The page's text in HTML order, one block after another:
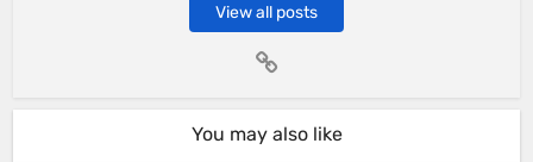
View all posts
You may also like